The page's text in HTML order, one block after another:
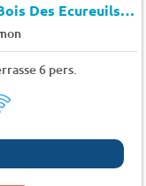
Camping Le Bois Des Ecureuils
6 pers.